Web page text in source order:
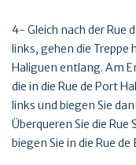
4- Gleich nach der Rue
links, gehen die Treppe
Haliguen entlang. Am
die in die Rue de Port
links und biegen Sie
Überqueren Sie die Rue
biegen Sie in die Rue de